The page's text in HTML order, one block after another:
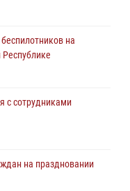
на
с сотрудниками
на праздновании